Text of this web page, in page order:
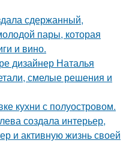
сдержанный,
пары, которая
и вино.
дизайнер Наталья
смелые решения и
кухни с полуостровом.
создала интерьер,
и активную жизнь своей